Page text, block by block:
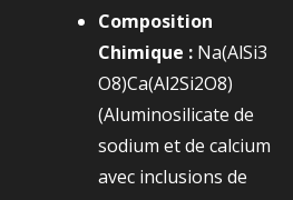
Composition
Chimique : Na(AlSi3​
O8​)Ca(Al2​Si2​O8​)
(Aluminosilicate de
sodium et de calcium
avec inclusions de